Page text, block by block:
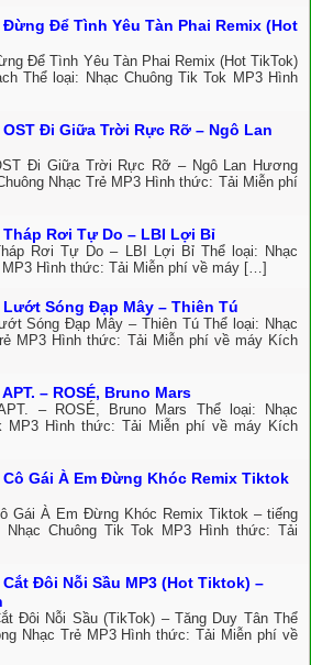
Để Tình Yêu Tàn Phai Remix (Hot
Để Tình Yêu Tàn Phai Remix (Hot TikTok)
Thể loại: Nhạc Chuông Tik Tok MP3 Hình
Đi Giữa Trời Rực Rỡ – Ngô Lan
Đi Giữa Trời Rực Rỡ – Ngô Lan Hương
Nhạc Trẻ MP3 Hình thức: Tải Miễn phí
Rơi Tự Do – LBI Lợi Bỉ
Rơi Tự Do – LBI Lợi Bỉ Thể loại: Nhạc
MP3 Hình thức: Tải Miễn phí về máy […]
Sóng Đạp Mây – Thiên Tú
Sóng Đạp Mây – Thiên Tú Thể loại: Nhạc
MP3 Hình thức: Tải Miễn phí về máy Kích
– ROSÉ, Bruno Mars
– ROSÉ, Bruno Mars Thể loại: Nhạc
MP3 Hình thức: Tải Miễn phí về máy Kích
Gái À Em Đừng Khóc Remix Tiktok
Gái À Em Đừng Khóc Remix Tiktok – tiếng
Nhạc Chuông Tik Tok MP3 Hình thức: Tải
Đôi Nỗi Sầu MP3 (Hot Tiktok) –
Đôi Nỗi Sầu (TikTok) – Tăng Duy Tân Thể
Nhạc Trẻ MP3 Hình thức: Tải Miễn phí về